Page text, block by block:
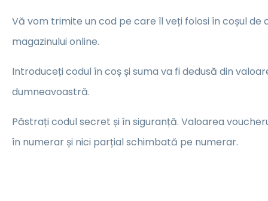
Vă vom trimite un cod pe care îl veți folosi în coșul
magazinului online.
Introduceți codul în coș și suma va fi dedusă din
dumneavoastră.
Păstrați codul secret și în siguranță. Valoarea
în numerar și nici parțial schimbată pe numerar.